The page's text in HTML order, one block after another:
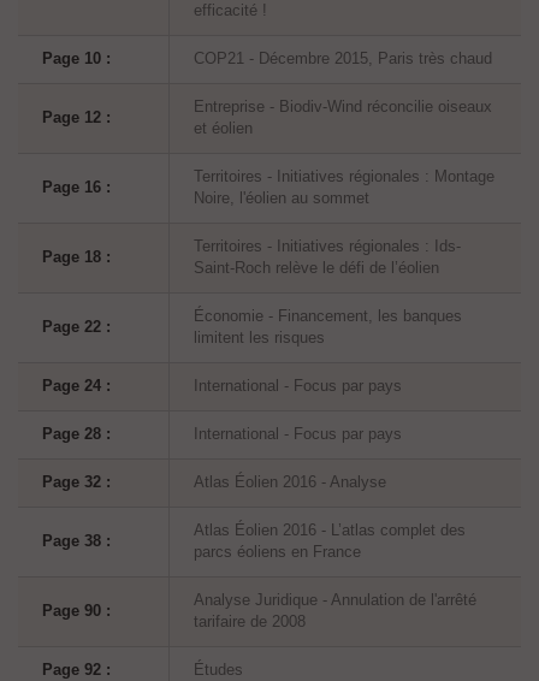
efficacité !
Page 10 : COP21 - Décembre 2015, Paris très chaud
Page 12 :
Entreprise - Biodiv-Wind réconcilie oiseaux
et éolien
Page 16 :
Territoires - Initiatives régionales : Montage
Noire, l'éolien au sommet
Page 18 :
Territoires - Initiatives régionales : Ids-
Saint-Roch relève le défi de l’éolien
Page 22 :
Économie - Financement, les banques
limitent les risques
Page 24 : International - Focus par pays
Page 28 : International - Focus par pays
Page 32 : Atlas Éolien 2016 - Analyse
Page 38 :
Atlas Éolien 2016 - L’atlas complet des
parcs éoliens en France
Page 90 :
Analyse Juridique - Annulation de l'arrêté
tarifaire de 2008
Page 92 : Études